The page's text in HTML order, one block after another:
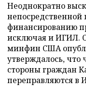
Неоднократно
непосредственной
финансированию
исключая и ИГИЛ.
минфин США
утверждалось, что
стороны граждан
переправляются в